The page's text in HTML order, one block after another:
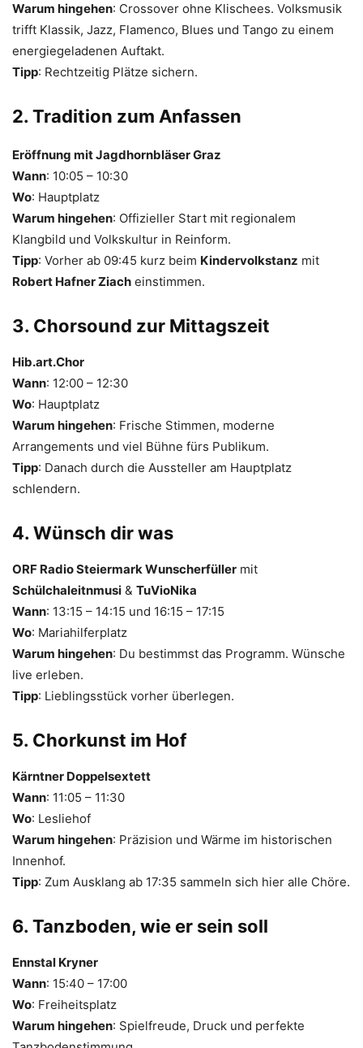
Warum hingehen: Crossover ohne Klischees. Volksmusik
trifft Klassik, Jazz, Flamenco, Blues und Tango zu einem
energiegeladenen Auftakt.
Tipp: Rechtzeitig Plätze sichern.
2. Tradition zum Anfassen
Eröffnung mit Jagdhornbläser Graz
Wann: 10:05 – 10:30
Wo: Hauptplatz
Warum hingehen: Offizieller Start mit regionalem
Klangbild und Volkskultur in Reinform.
Tipp: Vorher ab 09:45 kurz beim Kindervolkstanz mit
Robert Hafner Ziach einstimmen.
3. Chorsound zur Mittagszeit
Hib.art.Chor
Wann: 12:00 – 12:30
Wo: Hauptplatz
Warum hingehen: Frische Stimmen, moderne
Arrangements und viel Bühne fürs Publikum.
Tipp: Danach durch die Aussteller am Hauptplatz
schlendern.
4. Wünsch dir was
ORF Radio Steiermark Wunscherfüller mit
Schülchaleitnmusi & TuVioNika
Wann: 13:15 – 14:15 und 16:15 – 17:15
Wo: Mariahilferplatz
Warum hingehen: Du bestimmst das Programm. Wünsche
live erleben.
Tipp: Lieblingsstück vorher überlegen.
5. Chorkunst im Hof
Kärntner Doppelsextett
Wann: 11:05 – 11:30
Wo: Lesliehof
Warum hingehen: Präzision und Wärme im historischen
Innenhof.
Tipp: Zum Ausklang ab 17:35 sammeln sich hier alle Chöre.
6. Tanzboden, wie er sein soll
Ennstal Kryner
Wann: 15:40 – 17:00
Wo: Freiheitsplatz
Warum hingehen: Spielfreude, Druck und perfekte